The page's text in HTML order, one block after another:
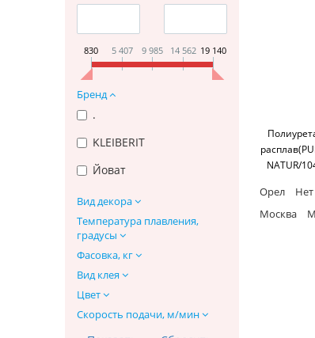
830 5 407 9 985 14 562 19 140
Бренд
.
KLEIBERIT
Йоват
Вид декора
Температура плавления,
градусы
Фасовка, кг
Вид клея
Цвет
Скорость подачи, м/мин
NATUR/
Орел
Москва